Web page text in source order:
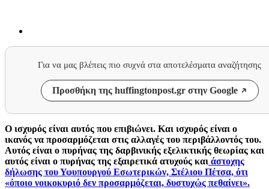
Για να μας βλέπεις πιο συχνά στα αποτελέσματα αναζήτησης
Προσθήκη της huffingtonpost.gr στην Google
Ο ισχυρός είναι αυτός που επιβιώνει. Και ισχυρός είναι ο
ικανός να προσαρμόζεται στις αλλαγές του περιβάλλοντός του.
Αυτός είναι ο πυρήνας της δαρβινικής εξελικτικής θεωρίας και
αυτός είναι ο πυρήνας της εξαιρετικά ατυχούς και άστοχης
δήλωσης του Υφυπουργού Εσωτερικών, Στέλιου Πέτσα, ότι
«όποιο νοικοκυριό δεν προσαρμόζεται, δυστυχώς πεθαίνει».